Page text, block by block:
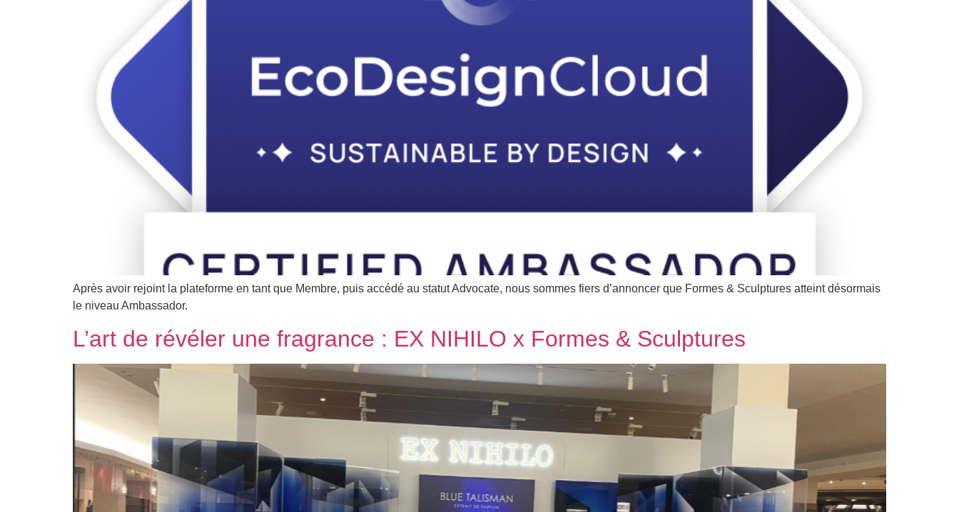
Après avoir rejoint la plateforme en tant que Membre, puis accédé au statut Advocate, nous sommes fiers d’annoncer que Formes & Sculptures atteint désormais
le niveau Ambassador.
L’art de révéler une fragrance : EX NIHILO x Formes & Sculptures